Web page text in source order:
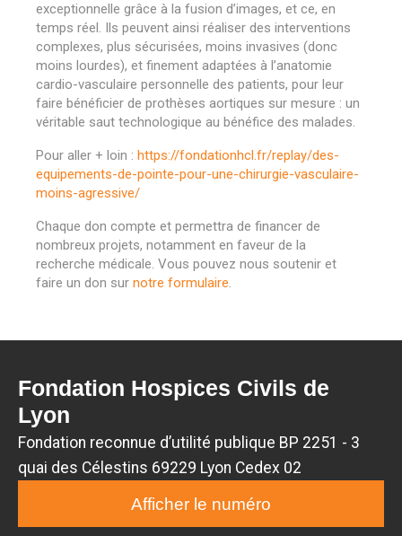
exceptionnelle grâce à la fusion d’images, et ce, en
temps réel. Ils peuvent ainsi réaliser des interventions
complexes, plus sécurisées, moins invasives (donc
moins lourdes), et finement adaptées à l’anatomie
cardio-vasculaire personnelle des patients, pour leur
faire bénéficier de prothèses aortiques sur mesure : un
véritable saut technologique au bénéfice des malades.
Pour aller + loin : https://fondationhcl.fr/replay/des-
equipements-de-pointe-pour-une-chirurgie-vasculaire-
moins-agressive/
Chaque don compte et permettra de financer de
nombreux projets, notamment en faveur de la
recherche médicale. Vous pouvez nous soutenir et
faire un don sur notre formulaire.
Fondation Hospices Civils de
Lyon
Fondation reconnue d’utilité publique BP 2251 - 3
quai des Célestins 69229 Lyon Cedex 02
Afficher le numéro